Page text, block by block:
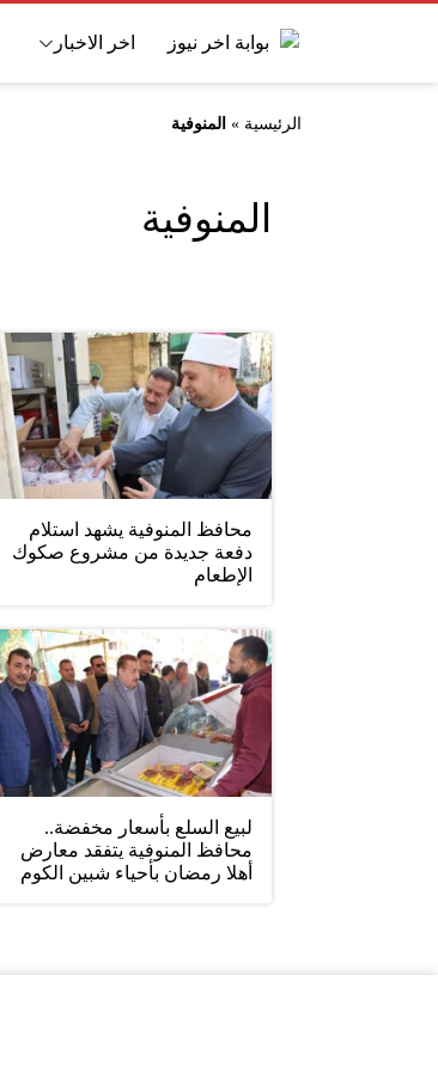
اخر الاخبار
الرئيسية » المنوفية
المنوفية
محافظ المنوفية يشهد استلام
دفعة جديدة من مشروع صكوك
الإطعام
لبيع السلع بأسعار مخفضة..
محافظ المنوفية يتفقد معارض
أهلا رمضان بأحياء شبين الكوم